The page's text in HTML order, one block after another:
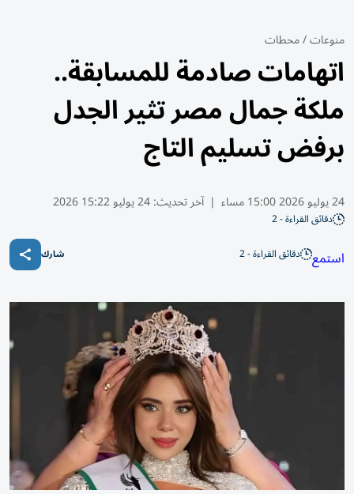
منوعات/محطات
اتهامات صادمة للمسابقة..
ملكة جمال مصر تثير الجدل
برفض تسليم التاج
24 يوليو 2026 15:00 مساء | آخر تحديث:24 يوليو 15:22 2026
دقائق القراءة - 2
استمع دقائق القراءة - 2 شارك